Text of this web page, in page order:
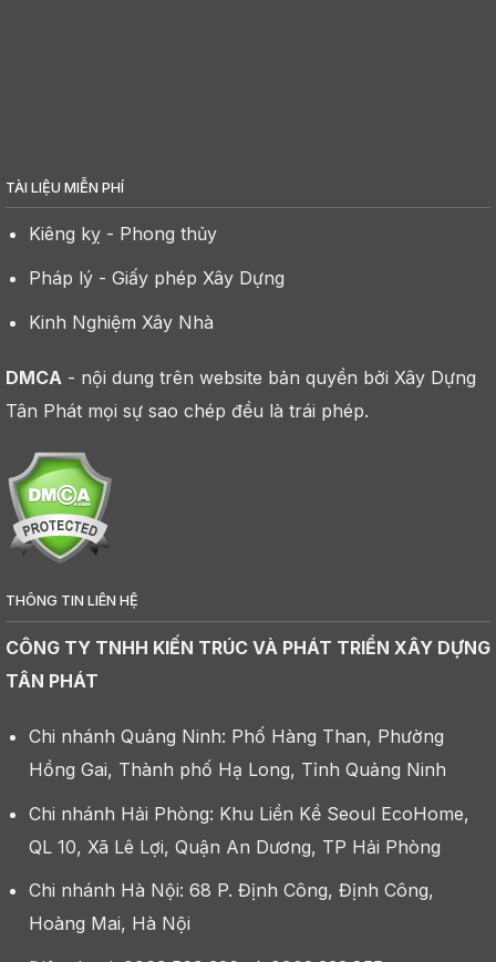
TÀI LIỆU MIỄN PHÍ
Kiêng kỵ - Phong thủy
Pháp lý - Giấy phép Xây Dựng
Kinh Nghiệm Xây Nhà
DMCA - nội dung trên website bản quyền bởi Xây Dựng
Tân Phát mọi sự sao chép đều là trái phép.
THÔNG TIN LIÊN HỆ
CÔNG TY TNHH KIẾN TRÚC VÀ PHÁT TRIỂN XÂY DỰNG
TÂN PHÁT
Chi nhánh Quảng Ninh: Phố Hàng Than, Phường
Hồng Gai, Thành phố Hạ Long, Tỉnh Quảng Ninh
Chi nhánh Hải Phòng: Khu Liền Kề Seoul EcoHome,
QL 10, Xã Lê Lợi, Quận An Dương, TP Hải Phòng
Chi nhánh Hà Nội: 68 P. Định Công, Định Công,
Hoàng Mai, Hà Nội